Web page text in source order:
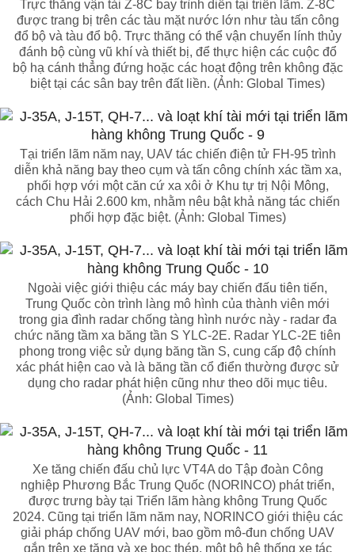
Trực thăng vận tải Z-8C bay trình diễn tại triển lãm. Z-8C
được trang bị trên các tàu mặt nước lớn như tàu tấn công
đổ bộ và tàu đổ bộ. Trực thăng có thể vận chuyển lính thủy
đánh bộ cùng vũ khí và thiết bị, để thực hiện các cuộc đổ
bộ hạ cánh thẳng đứng hoặc các hoạt động trên không đặc
biệt tại các sân bay trên đất liền. (Ảnh: Global Times)
Tại triển lãm năm nay, UAV tác chiến điện tử FH-95 trình
diễn khả năng bay theo cụm và tấn công chính xác tầm xa,
phối hợp với một căn cứ xa xôi ở Khu tự trị Nội Mông,
cách Chu Hải 2.600 km, nhằm nêu bật khả năng tác chiến
phối hợp đặc biệt. (Ảnh: Global Times)
Ngoài việc giới thiệu các máy bay chiến đấu tiên tiến,
Trung Quốc còn trình làng mô hình của thành viên mới
trong gia đình radar chống tàng hình nước này - radar đa
chức năng tầm xa băng tần S YLC-2E. Radar YLC-2E tiên
phong trong việc sử dụng băng tần S, cung cấp độ chính
xác phát hiện cao và là băng tần cổ điển thường được sử
dụng cho radar phát hiện cũng như theo dõi mục tiêu.
(Ảnh: Global Times)
Xe tăng chiến đấu chủ lực VT4A do Tập đoàn Công
nghiệp Phương Bắc Trung Quốc (NORINCO) phát triển,
được trưng bày tại Triển lãm hàng không Trung Quốc
2024. Cũng tại triển lãm năm nay, NORINCO giới thiệu các
giải pháp chống UAV mới, bao gồm mô-đun chống UAV
gắn trên xe tăng và xe bọc thép, một bộ hệ thống xe tác